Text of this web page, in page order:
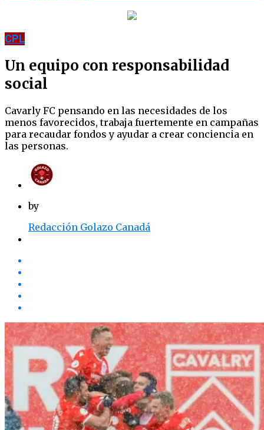
CPL
Un equipo con responsabilidad
social
Cavarly FC pensando en las necesidades de los
menos favorecidos, trabaja fuertemente en campañas
para recaudar fondos y ayudar a crear conciencia en
las personas.
by
Redacción Golazo Canadá